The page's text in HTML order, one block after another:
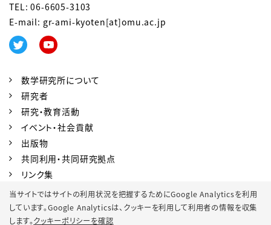
当サイトではサイトの利用状況を把握するためにGoogle Analyticsを利用
しています。Google Analyticsは、 クッキーを利用して利用者の情報を収集
します。クッキーポリシーを確認
TEL: 06-6605-3103
E-mail: gr-ami-kyoten[at]omu.ac.jp
数学研究所について
研究者
研究・教育活動
イベント・社会貢献
出版物
共同利用・共同研究拠点
リンク集
アクセスマップ English